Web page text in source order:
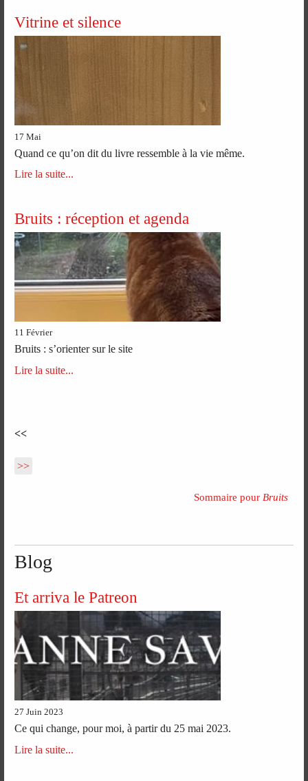
Vitrine et silence
17 Mai
Quand ce qu’on dit du livre ressemble à la vie même.
Lire la suite...
Bruits : réception et agenda
11 Février
Bruits : s’orienter sur le site
Lire la suite...
<<
>>
Sommaire pour Bruits
Blog
Et arriva le Patreon
27 Juin 2023
Ce qui change, pour moi, à partir du 25 mai 2023.
Lire la suite...